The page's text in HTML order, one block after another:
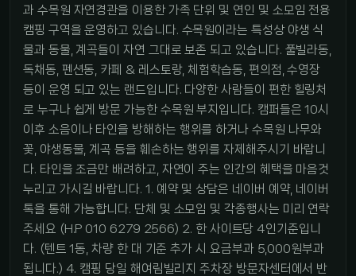
과 수목원 자연경관을 이용한 가족 단위 및 연인 및 소모임 전용
캠핑 구역을 운영하고 있습니다. 수목원이라는 특성상 야생 식
물과 동물, 계곡들이 자연 그대로 보존 되고 있습니다. 풀빌라동,
독채동, 펜션동, 카페 & 레스토랑, 체험학습동, 편의점, 수영장
등이 운영 되고 있는 랜드입니다. 다양한 사람들이 편한 힐링처
로 누구나 쉽게 방문 가능한 수목원 부지입니다. 캠퍼들은 10시
이후 소음이나 타인을 방해하는 행위를 하거나 수목원 나무와
꽃, 야생동물, 계곡 등을 훼손하는 행위를 자제해주시기 바랍니
다. 타인을 조금만 배려하고, 자연이 주는 인간의 혜택을 마음것
누리고 가시길 바랍니다. 1. 예약 및 상담은 네이버 예약, 네이버
톡을 통해 가능합니다. 단체 및 소모임 및 각종행사는 미리 연락
주세요 (H.P 010 6279 2566) 2. 한 사이트당 4인기준입니
다. (텐트 1동, 차량 한 대 기준 추가 시 요금부과 5,000원부과
됩니다.) 4. 캠핑 당일 해여림빌리지 주차장 방문자센터에서 반